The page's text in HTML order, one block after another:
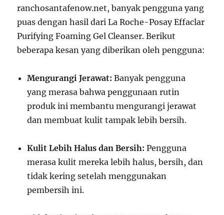
ranchosantafenow.net, banyak pengguna yang
puas dengan hasil dari La Roche-Posay Effaclar
Purifying Foaming Gel Cleanser. Berikut
beberapa kesan yang diberikan oleh pengguna:
Mengurangi Jerawat: Banyak pengguna
yang merasa bahwa penggunaan rutin
produk ini membantu mengurangi jerawat
dan membuat kulit tampak lebih bersih.
Kulit Lebih Halus dan Bersih: Pengguna
merasa kulit mereka lebih halus, bersih, dan
tidak kering setelah menggunakan
pembersih ini.